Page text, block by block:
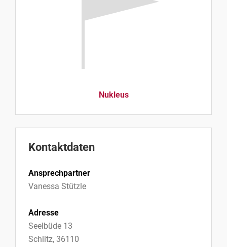
Nukleus
Kontaktdaten
Ansprechpartner
Vanessa Stützle
Adresse
Seelbüde 13
Schlitz, 36110